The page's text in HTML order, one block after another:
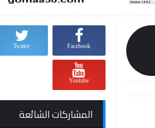
Facebook
Twitter
Youtube
المشاركات الشائعة